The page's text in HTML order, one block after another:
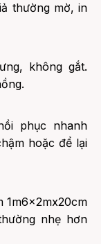
thường mờ, in
không gắt.
phục nhanh
hoặc để lại
1m6x2mx20cm
nhẹ hơn